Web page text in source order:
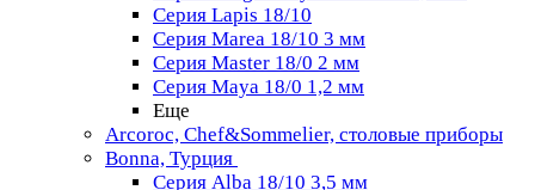
Серия Lapis 18/10
Серия Marea 18/10 3 мм
Серия Master 18/0 2 мм
Серия Maya 18/0 1,2 мм
Еще
Arcoroc, Chef&Sommelier, столовые приборы
Bonna, Турция
Серия Alba 18/10 3,5 мм